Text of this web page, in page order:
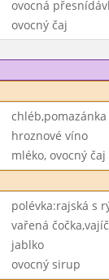
ovocná
ovocný čaj
hroznové víno
mléko, ovocný čaj
polévka:rajská s
vařená
jablko
ovocný sirup